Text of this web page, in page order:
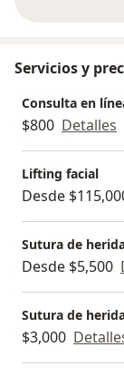
Servicios y
Consulta en
$800 Detalles
Lifting facial
Desde
Sutura de
Desde $5,500
Sutura de
$3,000